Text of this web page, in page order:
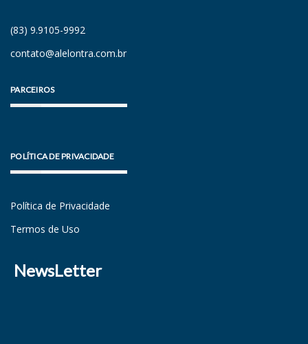
(83) 9.9105-9992
contato@alelontra.com.br
PARCEIROS
POLÍTICA DE PRIVACIDADE
Política de Privacidade
Termos de Uso
NewsLetter